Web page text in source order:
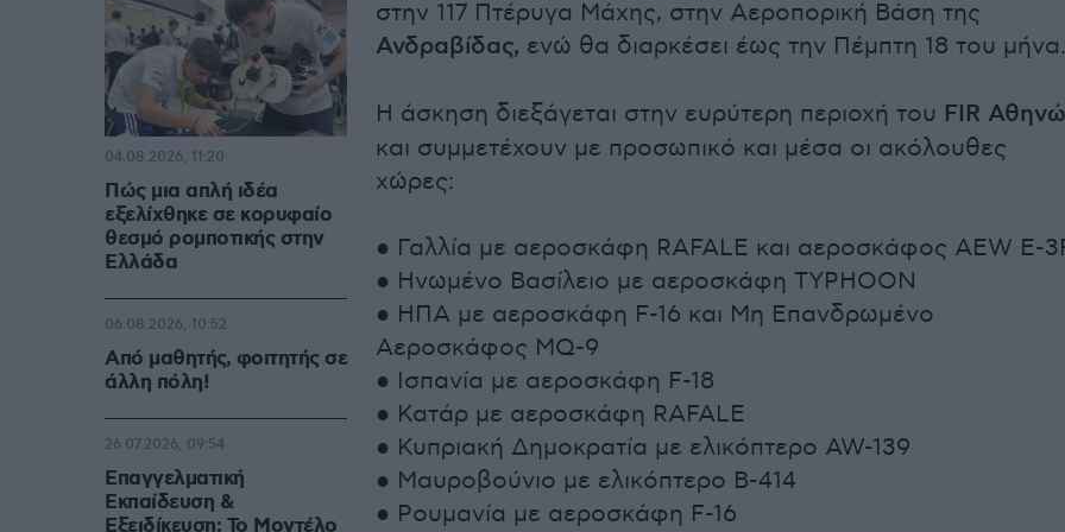
στην 117 Πτέρυγα Μάχης, στην Αεροπορική Βάση της
Ανδραβίδας, ενώ θα διαρκέσει έως την Πέμπτη 18 του μήνα.
Η άσκηση διεξάγεται στην ευρύτερη περιοχή του FIR
και συμμετέχουν με προσωπικό και μέσα οι ακόλουθες
χώρες:
● Γαλλία με αεροσκάφη RAFALE και αεροσκάφος AEW Ε-
● Ηνωμένο Βασίλειο με αεροσκάφη TYPHOON
● ΗΠΑ με αεροσκάφη F-16 και Μη Επανδρωμένο
Αεροσκάφος MQ-9
● Ισπανία με αεροσκάφη F-18
● Κατάρ με αεροσκάφη RAFALE
● Κυπριακή Δημοκρατία με ελικόπτερο AW-139
● Μαυροβούνιο με ελικόπτερο B-414
● Ρουμανία με αεροσκάφη F-16
Πώς μια απλή ιδέα
εξελίχθηκε σε κορυφαίο
θεσμό ρομποτικής στην
Ελλάδα
04.08.2026, 11:20
Από μαθητής, φοιτητής σε
άλλη πόλη!
06.08.2026, 10:52
Επαγγελματική
Εκπαίδευση &
Εξειδίκευση: Το Mοντέλο
26.07.2026, 09:54